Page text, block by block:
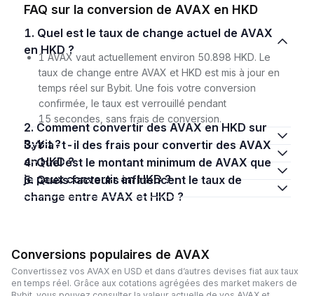
FAQ sur la conversion de AVAX en HKD
1. Quel est le taux de change actuel de AVAX
en HKD ?
1 AVAX vaut actuellement environ 50.898 HKD. Le
taux de change entre AVAX et HKD est mis à jour en
temps réel sur Bybit. Une fois votre conversion
confirmée, le taux est verrouillé pendant
15 secondes, sans frais de conversion.
2. Comment convertir des AVAX en HKD sur
Bybit ?
3. Y a-t-il des frais pour convertir des AVAX
en HKD ?
4. Quel est le montant minimum de AVAX que
je peux convertir en HKD ?
5. Quels facteurs influencent le taux de
change entre AVAX et HKD ?
Conversions populaires de AVAX
Convertissez vos AVAX en USD et dans d’autres devises fiat aux taux
en temps réel. Grâce aux cotations agrégées des market makers de